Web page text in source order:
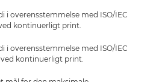
i overensstemmelse med ISO/IEC
kontinuerligt print.
i overensstemmelse med ISO/IEC
kontinuerligt print.